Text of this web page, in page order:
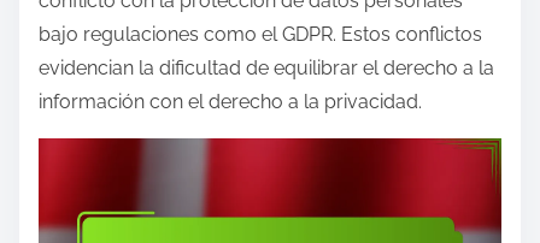
bajo regulaciones como el GDPR. Estos conflictos
evidencian la dificultad de equilibrar el derecho a la
información con el derecho a la privacidad.